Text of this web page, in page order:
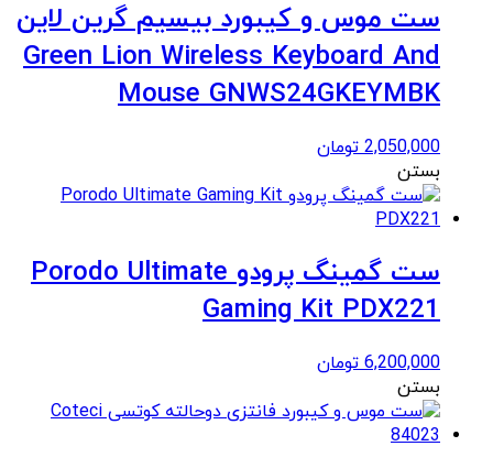
ست موس و کیبورد بیسیم گرین لاین
Green Lion Wireless Keyboard And
Mouse GNWS24GKEYMBK
2,050,000 تومان
بستن
ست گمینگ پرودو Porodo Ultimate
Gaming Kit PDX221
6,200,000 تومان
بستن